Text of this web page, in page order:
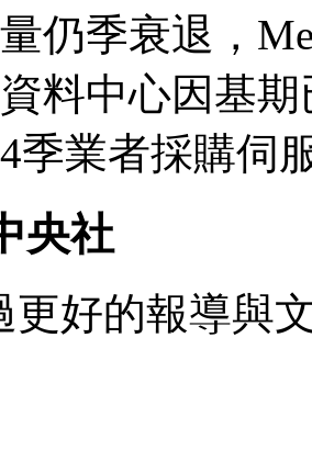
仍季衰退，
資料中心因基
季業者採購伺
央社
更好的報導與